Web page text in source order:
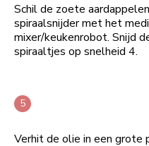
Schil de zoete
spiraalsnijder met het
mixer/keukenrobot. Snijd
spiraaltjes op snelheid 4.
Verhit de olie in een grote